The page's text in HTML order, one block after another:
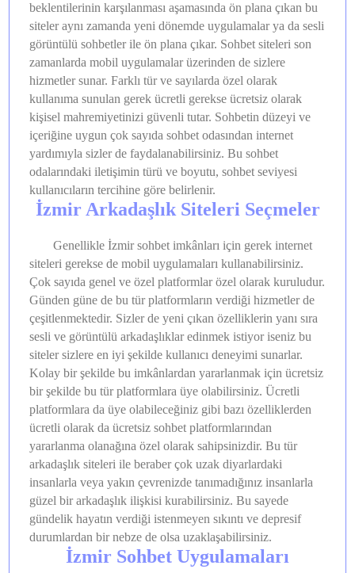
beklentilerinin karşılanması aşamasında ön plana çıkan bu
siteler aynı zamanda yeni dönemde uygulamalar ya da sesli
görüntülü sohbetler ile ön plana çıkar. Sohbet siteleri son
zamanlarda mobil uygulamalar üzerinden de sizlere
hizmetler sunar. Farklı tür ve sayılarda özel olarak
kullanıma sunulan gerek ücretli gerekse ücretsiz olarak
kişisel mahremiyetinizi güvenli tutar. Sohbetin düzeyi ve
içeriğine uygun çok sayıda sohbet odasından internet
yardımıyla sizler de faydalanabilirsiniz. Bu sohbet
odalarındaki iletişimin türü ve boyutu, sohbet seviyesi
kullanıcıların tercihine göre belirlenir.
İzmir Arkadaşlık Siteleri Seçmeler
Genellikle İzmir sohbet imkânları için gerek internet
siteleri gerekse de mobil uygulamaları kullanabilirsiniz.
Çok sayıda genel ve özel platformlar özel olarak kuruludur.
Günden güne de bu tür platformların verdiği hizmetler de
çeşitlenmektedir. Sizler de yeni çıkan özelliklerin yanı sıra
sesli ve görüntülü arkadaşlıklar edinmek istiyor iseniz bu
siteler sizlere en iyi şekilde kullanıcı deneyimi sunarlar.
Kolay bir şekilde bu imkânlardan yararlanmak için ücretsiz
bir şekilde bu tür platformlara üye olabilirsiniz. Ücretli
platformlara da üye olabileceğiniz gibi bazı özelliklerden
ücretli olarak da ücretsiz sohbet platformlarından
yararlanma olanağına özel olarak sahipsinizdir. Bu tür
arkadaşlık siteleri ile beraber çok uzak diyarlardaki
insanlarla veya yakın çevrenizde tanımadığınız insanlarla
güzel bir arkadaşlık ilişkisi kurabilirsiniz. Bu sayede
gündelik hayatın verdiği istenmeyen sıkıntı ve depresif
durumlardan bir nebze de olsa uzaklaşabilirsiniz.
İzmir Sohbet Uygulamaları